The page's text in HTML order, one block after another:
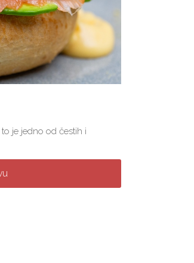
je jedno od čestih i